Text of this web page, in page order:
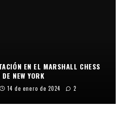
EN EL MARSHALL CHESS
NEW YORK
14 de enero de 2024 2